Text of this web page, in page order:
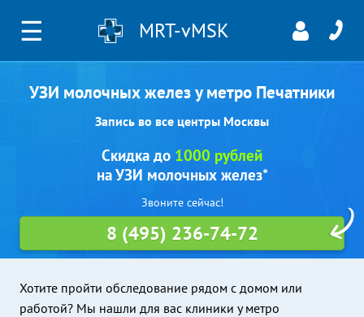
☰ MRT-vMSK
УЗИ молочных желез у метро Печатники
Запись во все центры Москвы
Хотите пройти обследование рядом с домом или
работой? Мы нашли для вас клиники у метро
Скидка до 1000 рублей
на УЗИ молочных желез*
Звоните сейчас!
8 (495) 236-74-72